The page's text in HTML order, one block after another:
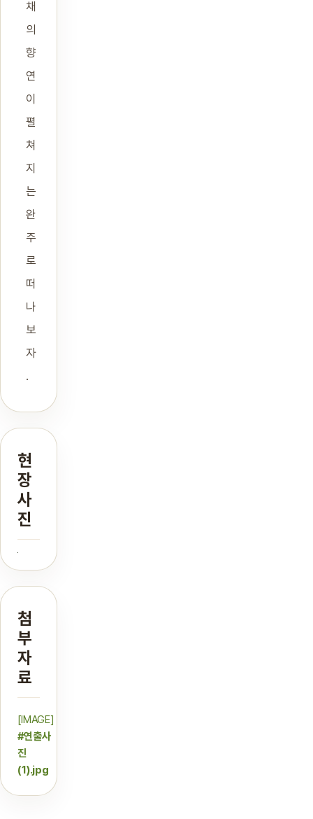
채
의
향
연
이
펼
쳐
지
는
완
주
로
떠
나
보
자
.
현
장
사
진
첨
부
자
료
[IMAGE]
#연출사
진
(1).jpg